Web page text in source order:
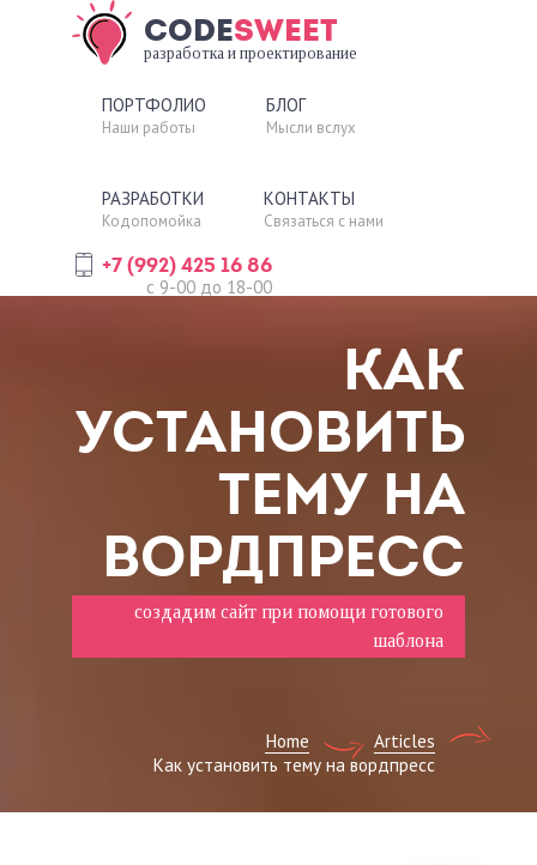
CODESWEET
разработка и проектирование
ПОРТФОЛИО
Наши работы
БЛОГ
Мысли вслух
РАЗРАБОТКИ
Кодопомойка
Шаблон
Blogissimo
КОНТАКТЫ
Связаться с нами
+7 (992) 425 16 86
c 9-00 до 18-00
КАК
УСТАНОВИТЬ
ТЕМУ НА
ВОРДПРЕСС
создадим сайт при помощи готового
шаблона
Home
Articles
Как установить тему на вордпресс